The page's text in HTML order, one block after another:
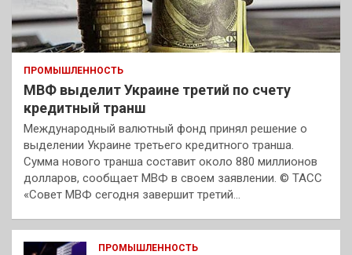
ПРОМЫШЛЕННОСТЬ
МВФ выделит Украине третий по счету
кредитный транш
Международный валютный фонд принял решение о
выделении Украине третьего кредитного транша.
Сумма нового транша составит около 880 миллионов
долларов, сообщает МВФ в своем заявлении. © ТАСС
«Совет МВФ сегодня завершит третий…
ПРОМЫШЛЕННОСТЬ